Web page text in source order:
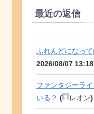
最近の返信
ふれんどになっ
2026/08/07 13:18
ファンタジーラ
いる？ ( レオン